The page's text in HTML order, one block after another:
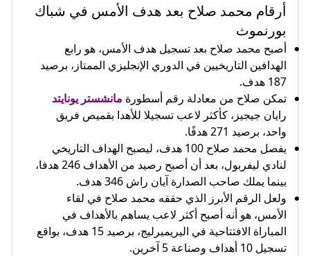
أرقام محمد صلاح بعد هدف الأمس في شباك
بورنموث
أصبح محمد صلاح بعد تسجيل هدف الأمس، هو رابع
الهدافين التاريخيين في الدوري الإنجليزي الممتاز، برصيد
187 هدف.
تمكن صلاح من معادلة رقم أسطورة مانشستر يونايتد
رايان جيجيز، كأكثر لاعب تسجيلا للأهدا بقميص فريق
واحد، برصيد 271 هدفًا.
يفصل محمد صلاح 100 هدف، ليصبح الهداف التاريخي
لنادي ليفربول، بعد أن أصبح رصيد من الأهداف 246 هدفا،
بينما يملك صاحب الصدارة آيان راش 346 هدف.
ولعل الرقم الأبرز الذي حققه محمد صلاح في لقاء
الأمس، هو أنه أصبح أكثر لاعب يساهم بالأهداف في
المباراة الافتتاحية في اليريميرليج، برصيد 15 هدف، بواقع
تسجيل 10 أهداف وصناعة 5 آخرين.